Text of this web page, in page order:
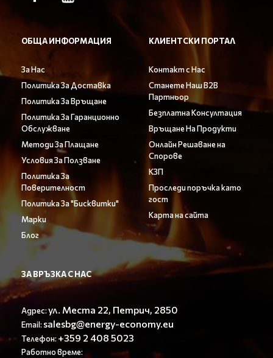
ОБЩА ИНФОРМАЦИЯ
За Нас
Политика За Доставка
Политика За Връщане
Политика За Гаранционно
Обслужване
Методи За Плащане
Условия За Ползване
Политика За
Поверителност
Политика За "Бисквитки"
Марки
Блог
КЛИЕНТСКИ ПОРТАЛ
Контакт с Нас
Станете Наш B2B
Партньор
Безплатна Консултация
Връщане На Продукти
Онлайн Решаване на
Спорове
КЗП
Проследи поръчка като
гост
Карта на сайта
ЗА ВРЪЗКА С НАС
Адрес:ул. Места 22, Петрич, 2850
Email: salesbg@energy-economy.eu
Телефон: +359 2 408 5023
Работно време: